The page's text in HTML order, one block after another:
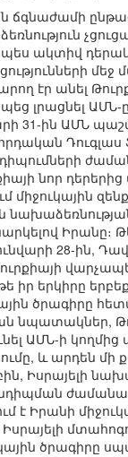
ճգնաժամի
ակտիվ
մեջ
էր անել
լրացնել ԱՄՆ-
31-ին ԱՄՆ
Դուգլաս
նոր դերերից
Իրանը։
28-ին,
իր երկիրը
ծրագիրը
նպատակներ,
ԱՄՆ-ի
և արդեն մի
Իսրայելի
է Իրանի
ծրագիրը